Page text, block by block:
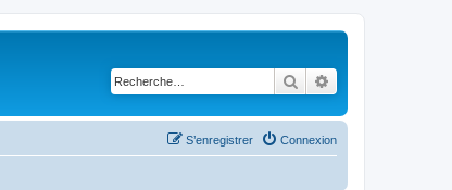
Rechercher
Connexion
S’enregistrer